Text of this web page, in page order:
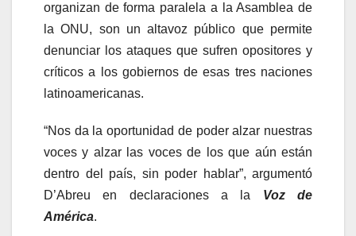
organizan de forma paralela a la Asamblea de
la ONU, son un altavoz público que permite
denunciar los ataques que sufren opositores y
críticos a los gobiernos de esas tres naciones
latinoamericanas.
“Nos da la oportunidad de poder alzar nuestras
voces y alzar las voces de los que aún están
dentro del país, sin poder hablar”, argumentó
D’Abreu en declaraciones a la Voz de
América.